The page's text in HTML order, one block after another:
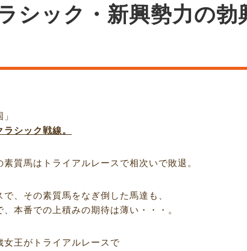
シック・新興勢力の
シック戦線。
素質馬はトライアルレースで相次いで敗退。
で、その素質馬をなぎ倒した馬達も、
本番での上積みの期待は薄い・・・。
女王がトライアルレースで